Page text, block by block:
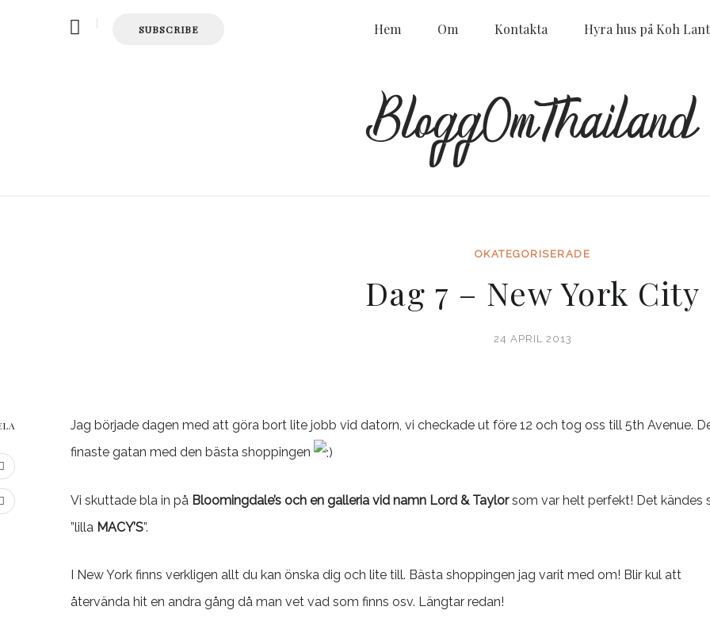
SUBSCRIBE Hem Om Kontakta Hyra hus på Koh
OKATEGORISERADE
Dag 7 – New York City
24 APRIL 2013
Jag började dagen med att göra bort lite jobb vid datorn, vi checkade ut före 12 och tog oss till 5th Avenue.
finaste gatan med den bästa shoppingen
Vi skuttade bla in på Bloomingdale’s och en galleria vid namn Lord & Taylorsom var helt perfekt! Det kändes
”lilla MACY’S”.
I New York finns verkligen allt du kan önska dig och lite till. Bästa shoppingen jag varit med om! Blir kul att
återvända hit en andra gång då man vet vad som finns osv. Längtar redan!